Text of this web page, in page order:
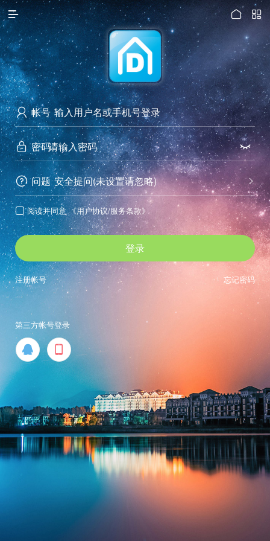

访问电脑版
 

 帐号
 密码 
 问题 
安全提问(未设置请忽略)
 阅读并同意 《用户协议/服务条款》
登录
忘记密码
注册帐号
第三方帐号登录
 